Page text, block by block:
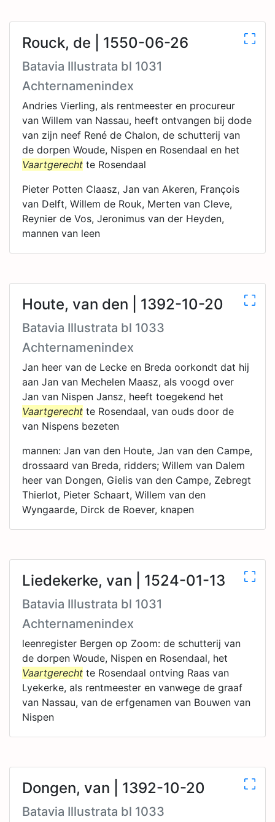
Rouck, de | 1550-06-26
Batavia Illustrata bl 1031
Achternamenindex
Andries Vierling, als rentmeester en procureur
van Willem van Nassau, heeft ontvangen bij dode
van zijn neef René de Chalon, de schutterij van
de dorpen Woude, Nispen en Rosendaal en het
Vaartgerecht te Rosendaal
Pieter Potten Claasz, Jan van Akeren, François
van Delft, Willem de Rouk, Merten van Cleve,
Reynier de Vos, Jeronimus van der Heyden,
mannen van leen
Houte, van den | 1392-10-20
Batavia Illustrata bl 1033
Achternamenindex
Jan heer van de Lecke en Breda oorkondt dat hij
aan Jan van Mechelen Maasz, als voogd over
Jan van Nispen Jansz, heeft toegekend het
Vaartgerecht te Rosendaal, van ouds door de
van Nispens bezeten
mannen: Jan van den Houte, Jan van den Campe,
drossaard van Breda, ridders; Willem van Dalem
heer van Dongen, Gielis van den Campe, Zebregt
Thierlot, Pieter Schaart, Willem van den
Wyngaarde, Dirck de Roever, knapen
Liedekerke, van | 1524-01-13
Batavia Illustrata bl 1031
Achternamenindex
leenregister Bergen op Zoom: de schutterij van
de dorpen Woude, Nispen en Rosendaal, het
Vaartgerecht te Rosendaal ontving Raas van
Lyekerke, als rentmeester en vanwege de graaf
van Nassau, van de erfgenamen van Bouwen van
Nispen
Dongen, van | 1392-10-20
Batavia Illustrata bl 1033